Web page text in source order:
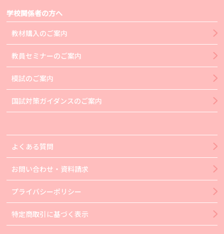
学校関係者の方へ
教材購入のご案内
教員セミナーのご案内
模試のご案内
国試対策ガイダンスのご案内
よくある質問
お問い合わせ・資料請求
プライバシーポリシー
特定商取引に基づく表示